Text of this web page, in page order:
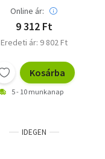
Markt!
Online ár:
9 312 Ft
Eredeti ár: 9 802 Ft
Kosárba
5 - 10 munkanap
IDEGEN